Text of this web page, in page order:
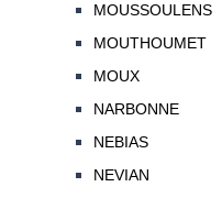
MOUSSOULENS
MOUTHOUMET
MOUX
NARBONNE
NEBIAS
NEVIAN